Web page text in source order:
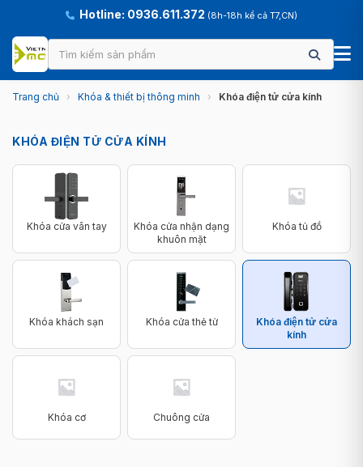
Hotline: 0936.611.372 (8h-18h kể cả T7,CN)
Trang chủ › Khóa & thiết bị thông minh › Khóa điện tử cửa kính
KHÓA ĐIỆN TỬ CỬA KÍNH
Khóa cửa vân tay
Khóa cửa nhận dạng
khuôn mặt
Khóa tủ đồ
Khóa khách sạn Khóa cửa thẻ từ
Khóa điện tử cửa
kính
Khóa cơ Chuông cửa